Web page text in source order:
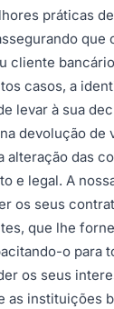
práticas
que
cliente
casos, a
levar à sua
devolução de
alteração das
e legal. A
os seus
que lhe
o para
os seus
as instituições